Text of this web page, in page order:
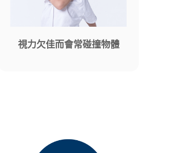
視力欠佳而會常碰撞物體